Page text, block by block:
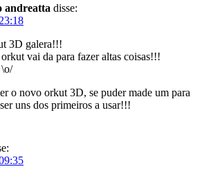
andreatta disse:
3D galera!!!
vai da para fazer altas coisas!!!
o novo orkut 3D, se puder made um para
uns dos primeiros a usar!!!